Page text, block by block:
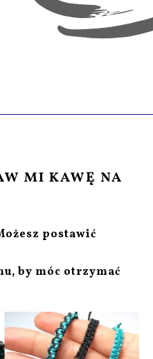
MI KAWĘ NA
postawić
by móc otrzymać